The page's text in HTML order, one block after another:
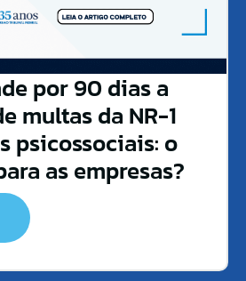
por 90 dias a
multas da NR-1
psicossociais: o
as empresas?